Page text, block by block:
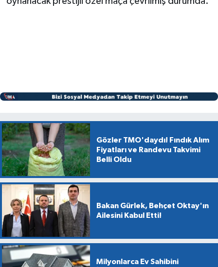
Gözler TMO'daydı! Fındık Alım
Fiyatları ve Randevu Takvimi
Belli Oldu
Bakan Gürlek, Behçet Oktay'ın
Ailesini Kabul Etti!
Milyonlarca Ev Sahibini